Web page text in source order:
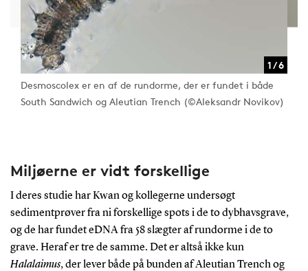
Desmoscolex er en af de rundorme, der er fundet i både
South Sandwich og Aleutian Trench (©Aleksandr Novikov)
1 / 6
Miljøerne er vidt forskellige
I deres studie har Kwan og kollegerne undersøgt
sedimentprøver fra ni forskellige spots i de to dybhavsgrave,
og de har fundet eDNA fra 58 slægter af rundorme i de to
grave. Heraf er tre de samme. Det er altså ikke kun
Halalaimus, der lever både på bunden af Aleutian Trench og